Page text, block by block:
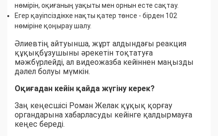
нөмірін, оқиғаның уақыты мен орнын есте сақтау.
Егер қауіпсіздікке нақты қатер төнсе - бірден 102
нөміріне қоңырау шалу.
Әлиевтің айтуынша, жұрт алдындағы реакция
құқықбұзушыны әрекетін тоқтатуға
мәжбүрлейді, ал видеожазба кейіннен маңызды
дәлел болуы мүмкін.
Оқиғадан кейін қайда жүгіну керек?
Заң кеңесшісі Роман Желак құқық қорғау
органдарына хабарласуды кейінге қалдырмауға
кеңес береді.